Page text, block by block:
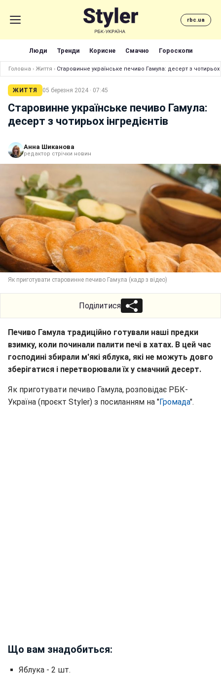
rbc.ua
Люди Тренди Корисне Смачно Гороскопи
Головна › Життя › Старовинне українське печиво Гамула: десерт з чотирьох
ЖИТТЯ 05 березня 2024 · 07:45
Старовинне українське печиво Гамула:
десерт з чотирьох інгредієнтів
Анна Шиканова
редактор стрічки новин
Як приготувати старовинне печиво Гамула (кадр з відео)
Поділитися
Печиво Гамула традиційно готували наші предки
взимку, коли починали палити печі в хатах. В цей час
господині збирали м'які яблука, які не можуть довго
зберігатися і перетворювали їх у смачний десерт.
Як приготувати печиво Гамула, розповідає РБК-
Україна (проєкт Styler) з посиланням на "Громада".
Що вам знадобиться:
Яблука - 2 шт.